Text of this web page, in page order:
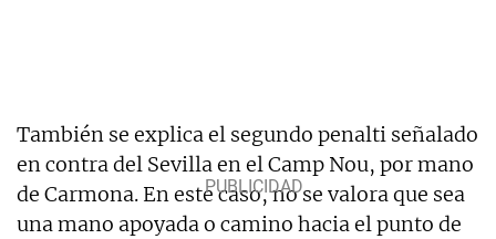
También se explica el segundo penalti señalado
en contra del Sevilla en el Camp Nou, por mano
de Carmona. En este caso, no se valora que sea
una mano apoyada o camino hacia el punto de